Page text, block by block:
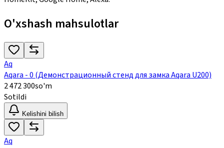
O'xshash mahsulotlar
Aq
Aqara - 0 (Демонстрационный стенд для замка Aqara U200)
2 472 300so'm
Sotildi
Kelishini bilish
Aq